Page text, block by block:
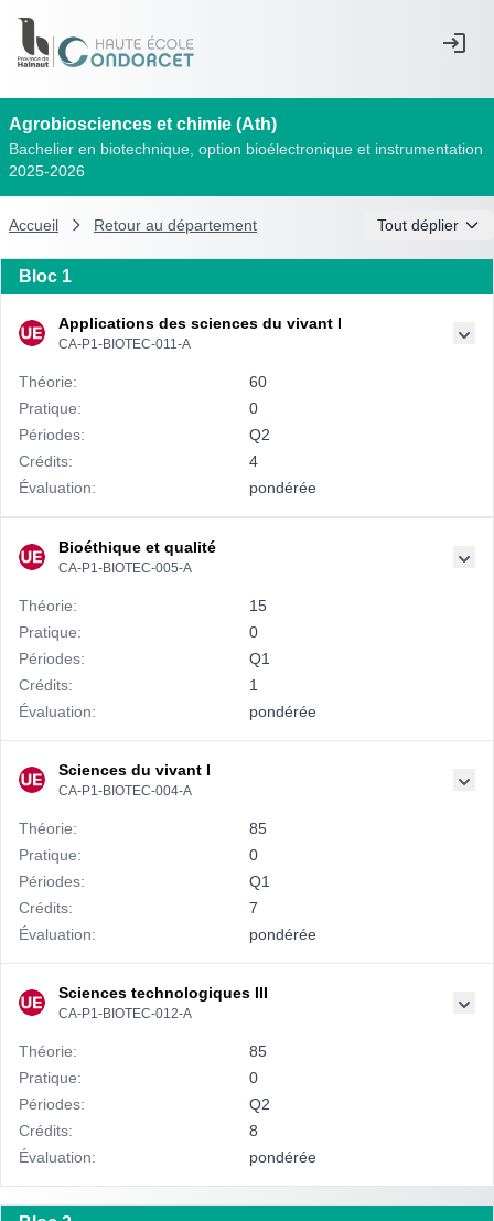
Agrobiosciences et chimie (Ath)
Bachelier en biotechnique, option bioélectronique et instrumentation
2025-2026
Accueil Retour au département Tout déplier
Bloc 1
Applications des sciences du vivant I
CA-P1-BIOTEC-011-A
Théorie:
60
Pratique:
0
Périodes:
Q2
Crédits:
4
Évaluation:
pondérée
Bioéthique et qualité
CA-P1-BIOTEC-005-A
Théorie:
15
Pratique:
0
Périodes:
Q1
Crédits:
1
Évaluation:
pondérée
Sciences du vivant I
CA-P1-BIOTEC-004-A
Théorie:
85
Pratique:
0
Périodes:
Q1
Crédits:
7
Évaluation:
pondérée
Sciences technologiques III
CA-P1-BIOTEC-012-A
Théorie:
85
Pratique:
0
Périodes:
Q2
Crédits:
8
Évaluation:
pondérée